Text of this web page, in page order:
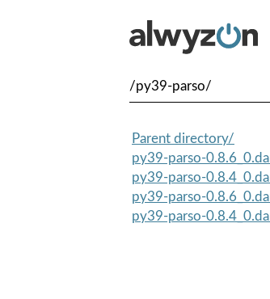
/py39-parso/
Parent directory/
py39-parso-
py39-parso-
py39-parso-
py39-parso-